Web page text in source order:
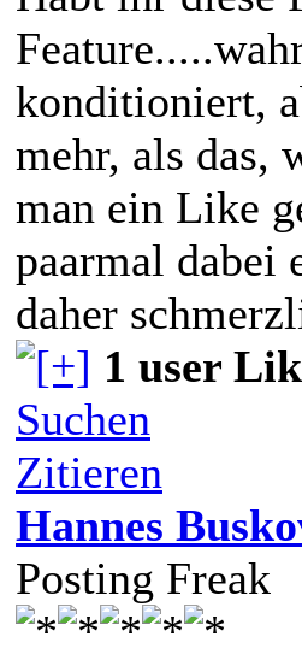
konditioniert,
mehr, als das,
man ein Like
paarmal dabei
daher
1 user
Suchen
Zitieren
Hannes
Posting Freak